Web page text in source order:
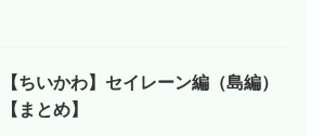
【ちいかわ】セイレーン編（島編）
【まとめ】